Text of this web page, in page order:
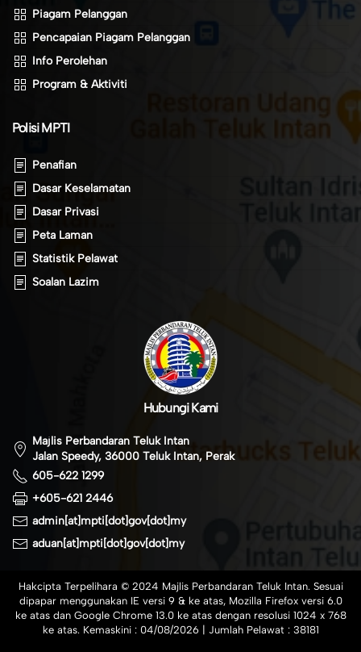
Piagam Pelanggan
Pencapaian Piagam Pelanggan
Info Perolehan
Program & Aktiviti
Polisi MPTI
Penafian
Dasar Keselamatan
Dasar Privasi
Peta Laman
Statistik Pelawat
Soalan Lazim
Hubungi Kami
Majlis Perbandaran Teluk Intan
Jalan Speedy, 36000 Teluk Intan, Perak
605-622 1299
+605-621 2446
admin[at]mpti[dot]gov[dot]my
aduan[at]mpti[dot]gov[dot]my
Hakcipta Terpelihara © 2024 Majlis Perbandaran Teluk Intan. Sesuai
dipapar menggunakan IE versi 9 & ke atas, Mozilla Firefox versi 6.0
ke atas dan Google Chrome 13.0 ke atas dengan resolusi 1024 x 768
ke atas. Kemaskini : 04/08/2026 | Jumlah Pelawat : 38181